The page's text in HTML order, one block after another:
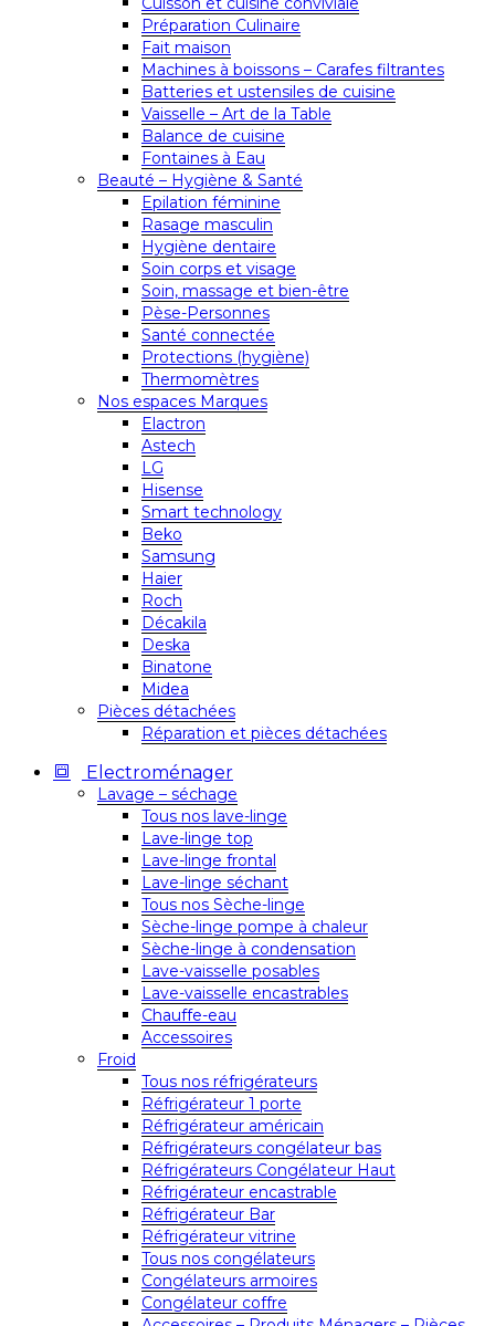
Préparation Culinaire
Fait maison
Machines à boissons – Carafes filtrantes
Batteries et ustensiles de cuisine
Vaisselle – Art de la Table
Balance de cuisine
Fontaines à Eau
Beauté – Hygiène & Santé
Epilation féminine
Rasage masculin
Hygiène dentaire
Soin corps et visage
Soin, massage et bien-être
Pèse-Personnes
Santé connectée
Protections (hygiène)
Thermomètres
Nos espaces Marques
Elactron
Astech
LG
Hisense
Smart technology
Beko
Samsung
Haier
Roch
Décakila
Deska
Binatone
Midea
Pièces détachées
Réparation et pièces détachées
Electroménager
Lavage – séchage
Tous nos lave-linge
Lave-linge top
Lave-linge frontal
Lave-linge séchant
Tous nos Sèche-linge
Sèche-linge pompe à chaleur
Sèche-linge à condensation
Lave-vaisselle posables
Lave-vaisselle encastrables
Chauffe-eau
Accessoires
Froid
Tous nos réfrigérateurs
Réfrigérateur 1 porte
Réfrigérateur américain
Réfrigérateurs congélateur bas
Réfrigérateurs Congélateur Haut
Réfrigérateur encastrable
Réfrigérateur Bar
Réfrigérateur vitrine
Tous nos congélateurs
Congélateurs armoires
Congélateur coffre